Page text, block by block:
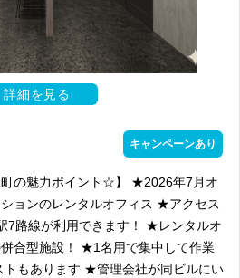
詳細を見る
キャンペーンあり
町の魅力ポイント☆】 ★2026年7月オ
ョンのレンタルオフィス ★アクセス
7路線が利用できます！ ★レンタルオ
合型施設！ ★1名用で集中して作業
もあります ★管理会社が同ビルにい